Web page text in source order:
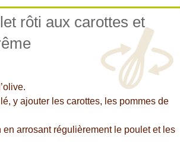
rôti aux carottes et
y ajouter les carottes, les pommes de
arrosant régulièrement le poulet et les